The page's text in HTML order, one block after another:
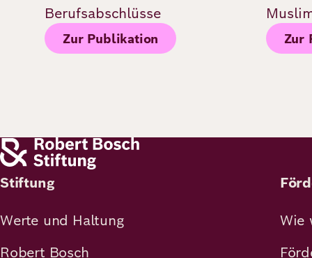
Berufsabschlüsse
Zur Publikation Zur
Stiftung
Werte und Haltung
Robert Bosch
Wie